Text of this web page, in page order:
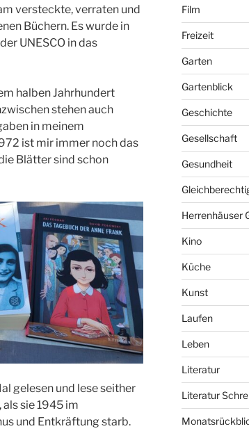
versteckte, verraten und
Büchern. Es wurde in
UNESCO in das
halben Jahrhundert
stehen auch
in meinem
ist mir immer noch das
Blätter sind schon
gelesen und lese seither
sie 1945 im
und Entkräftung starb.
Film
Freizeit
Garten
Gartenblick
Geschichte
Gesellschaft
Gesundheit
Herrenhäuser
Kino
Küche
Kunst
Laufen
Leben
Literatur
Literatur